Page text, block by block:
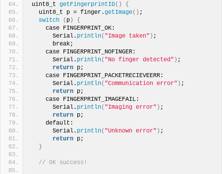
uint8_t getFingerprintID()
{
  uint8_t p = finger.
getImage() ;
switch
( p)
{
    case FINGERPRINT_OK:
      Serial.
println( "Image taken" ) ;
      break;
    case FINGERPRINT_NOFINGER:
      Serial.
println( "No finger detected" ) ;
return p;
    case FINGERPRINT_PACKETRECIEVEERR:
      Serial.
println( "Communication error" ) ;
return p;
    case FINGERPRINT_IMAGEFAIL:
      Serial.
println( "Imaging error" ) ;
return p;
    default:
      Serial.
println( "Unknown error" ) ;
return p;
}
// OK success!